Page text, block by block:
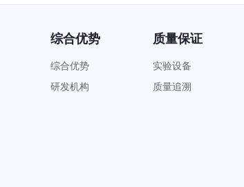
综合优势 质量保证
综合优势
研发机构
实验设备
质量追溯